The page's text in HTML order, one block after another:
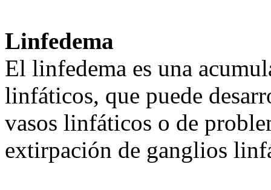
Linfedema
El linfedema es una
linfáticos, que puede
vasos linfáticos o de
extirpación de ganglios